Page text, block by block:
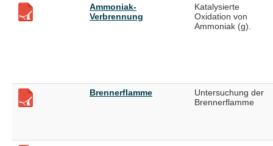
Ammoniak-
Verbrennung
Katalysierte
Oxidation von
Ammoniak (g).
Brennerflamme
Untersuchung der
Brennerflamme